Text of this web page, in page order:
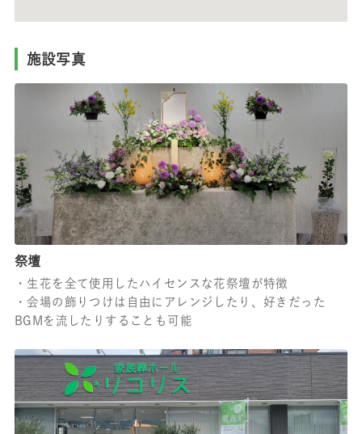
施設写真
祭壇
・生花を全て使用したハイセンスな花祭壇が特徴
・会場の飾りつけは自由にアレンジしたり、好きだった
BGMを流したりすることも可能